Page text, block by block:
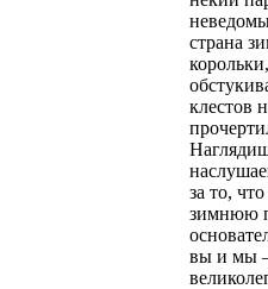
страна
клестов
за то,
зимнюю
вы и мы